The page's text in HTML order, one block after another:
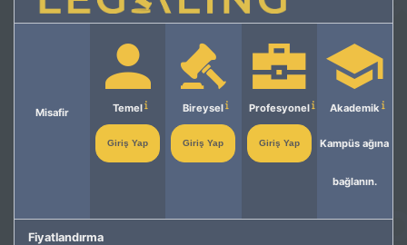
Misafir Temel
Giriş Yap
Bireysel
Giriş Yap
Profesyonel
Giriş Yap
Akademik
Kampüs ağına
bağlanın.
Fiyatlandırma